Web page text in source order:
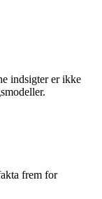
indsigter er ikke
frem for